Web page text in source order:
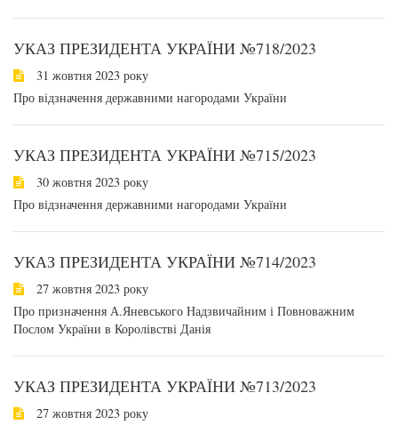
УКАЗ ПРЕЗИДЕНТА УКРАЇНИ №718/2023
31 жовтня 2023 року
Про відзначення державними нагородами України
УКАЗ ПРЕЗИДЕНТА УКРАЇНИ №715/2023
30 жовтня 2023 року
Про відзначення державними нагородами України
УКАЗ ПРЕЗИДЕНТА УКРАЇНИ №714/2023
27 жовтня 2023 року
Про призначення А.Яневського Надзвичайним і Повноважним
Послом України в Королівстві Данія
УКАЗ ПРЕЗИДЕНТА УКРАЇНИ №713/2023
27 жовтня 2023 року